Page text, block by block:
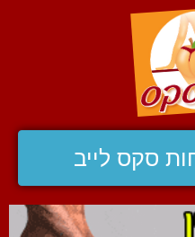
סקס לייב